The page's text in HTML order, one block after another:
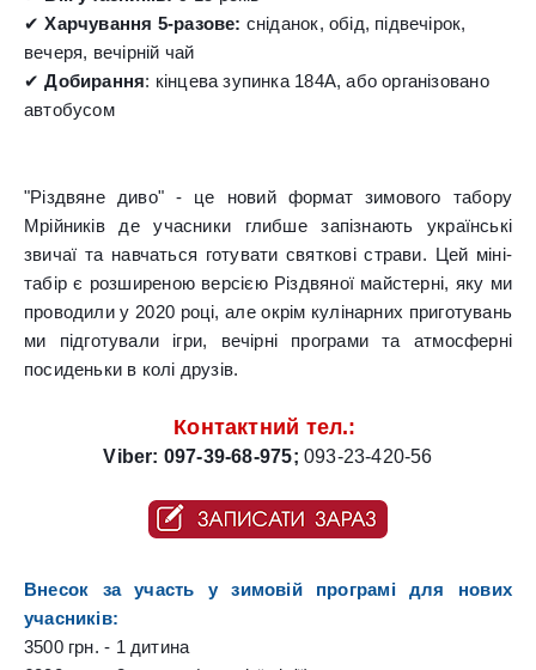
✔ Харчування 5-разове: сніданок, обід, підвечірок,
вечеря, вечірній чай
✔ Добирання: кінцева зупинка 184А, або організовано
автобусом
"Різдвяне диво" - це новий формат зимового табору
Мрійників де учасники глибше запізнають українські
звичаї та навчаться готувати святкові страви. Цей міні-
табір є розширеною версією Різдвяної майстерні, яку ми
проводили у 2020 році, але окрім кулінарних приготувань
ми підготували ігри, вечірні програми та атмосферні
посиденьки в колі друзів.
Контактний тел.:
Viber: 097-39-68-975; 093-23-420-56
Внесок за участь у зимовій програмі для нових
учасників:
3500 грн. - 1 дитина